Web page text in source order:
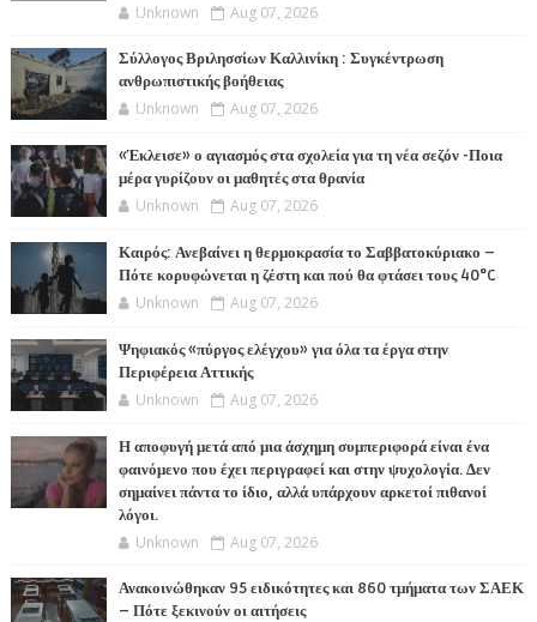
Unknown Aug 07, 2026
Σύλλογος Βριλησσίων Καλλινίκη : Συγκέντρωση
ανθρωπιστικής βοήθειας
Unknown Aug 07, 2026
«Έκλεισε» ο αγιασμός στα σχολεία για τη νέα σεζόν -Ποια
μέρα γυρίζουν οι μαθητές στα θρανία
Unknown Aug 07, 2026
Καιρός: Ανεβαίνει η θερμοκρασία το Σαββατοκύριακο –
Πότε κορυφώνεται η ζέστη και πού θα φτάσει τους 40°C
Unknown Aug 07, 2026
Ψηφιακός «πύργος ελέγχου» για όλα τα έργα στην
Περιφέρεια Αττικής
Unknown Aug 07, 2026
Η αποφυγή μετά από μια άσχημη συμπεριφορά είναι ένα
φαινόμενο που έχει περιγραφεί και στην ψυχολογία. Δεν
σημαίνει πάντα το ίδιο, αλλά υπάρχουν αρκετοί πιθανοί
λόγοι.
Unknown Aug 07, 2026
Ανακοινώθηκαν 95 ειδικότητες και 860 τμήματα των ΣΑΕΚ
– Πότε ξεκινούν οι αιτήσεις